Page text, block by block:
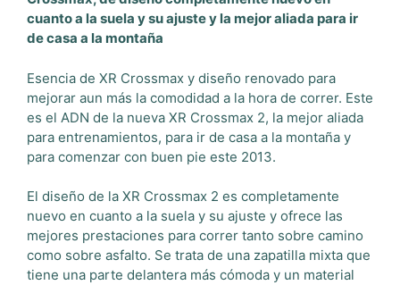
cuanto a la suela y su ajuste y la mejor aliada para ir
de casa a la montaña
Esencia de XR Crossmax y diseño renovado para
mejorar aun más la comodidad a la hora de correr. Este
es el ADN de la nueva XR Crossmax 2, la mejor aliada
para entrenamientos, para ir de casa a la montaña y
para comenzar con buen pie este 2013.
El diseño de la XR Crossmax 2 es completamente
nuevo en cuanto a la suela y su ajuste y ofrece las
mejores prestaciones para correr tanto sobre camino
como sobre asfalto. Se trata de una zapatilla mixta que
tiene una parte delantera más cómoda y un material